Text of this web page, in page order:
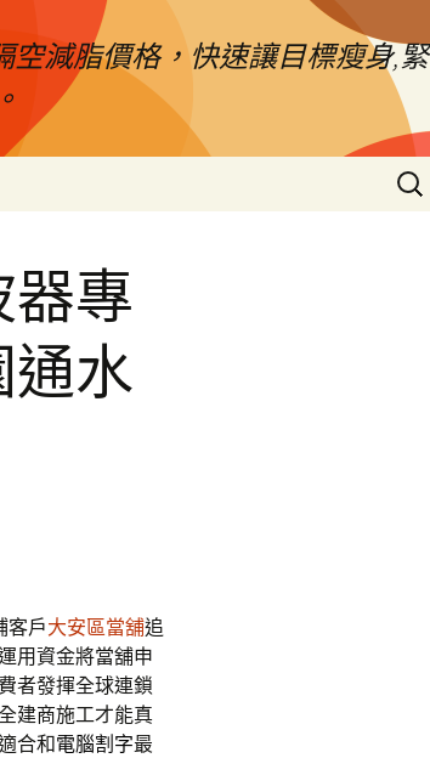
減脂價格，快速讓目標瘦身,緊
搜
尋
專
通水
客戶大安區當舖追
用資金將當舖申
者發揮全球連鎖
建商施工才能真
合和電腦割字最